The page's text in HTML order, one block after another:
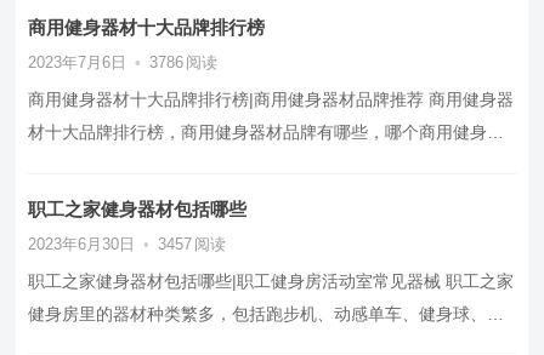
商用健身器材十大品牌排行榜
2023年7月6日 • 3786 阅读
商用健身器材十大品牌排行榜|商用健身器材品牌推荐 商用健身器
材十大品牌排行榜，商用健身器材品牌有哪些，哪个商用健身器
职工之家健身器材包括哪些
2023年6月30日 • 3457 阅读
职工之家健身器材包括哪些|职工健身房活动室常见器械 职工之家
健身房里的器材种类繁多，包括跑步机、动感单车、健身球、杠